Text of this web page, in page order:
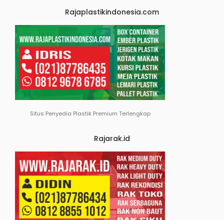
Rajaplastikindonesia.com
Situs Penyedia Plastik Premium Terlengkap
Rajarak.id